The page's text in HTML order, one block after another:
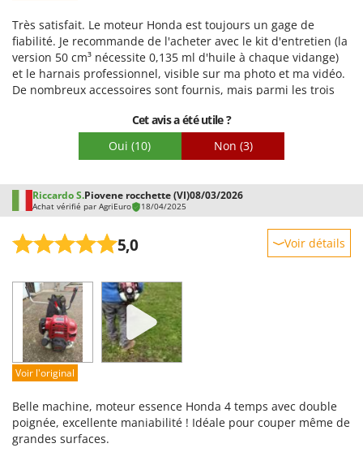
Très satisfait. Le moteur Honda est toujours un gage de
fiabilité. Je recommande de l'acheter avec le kit d'entretien (la
version 50 cm³ nécessite 0,135 ml d'huile à chaque vidange)
et le harnais professionnel, visible sur ma photo et ma vidéo.
De nombreux accessoires sont fournis, mais parmi les trois
seulement deux doubles fils. Les six premières heures de
travail se sont parfaitement déroulées et j'ai pu désherber
une petite zone envahie par les mauvaises herbes. Pour
souhaitez pas le démonter et lisez attentivement la notice.
Cet avis a été utile ?
Oui (10) Non (3)
Riccardo S.Piovene rocchette (VI)08/03/2026
Achat vérifié par AgriEuro 18/04/2025
5,0 Voir détails
Prestations
Facilité d'utilisation
Qualité / Prix
Facilité de montage
Voir l'original
Belle machine, moteur essence Honda 4 temps avec double
poignée, excellente maniabilité ! Idéale pour couper même de
grandes surfaces.